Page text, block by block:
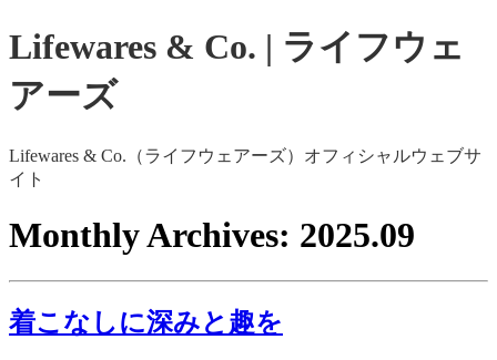
Lifewares & Co. | ライフウェ
アーズ
Lifewares & Co.（ライフウェアーズ）オフィシャルウェブサ
イト
Monthly Archives: 2025.09
着こなしに深みと趣を